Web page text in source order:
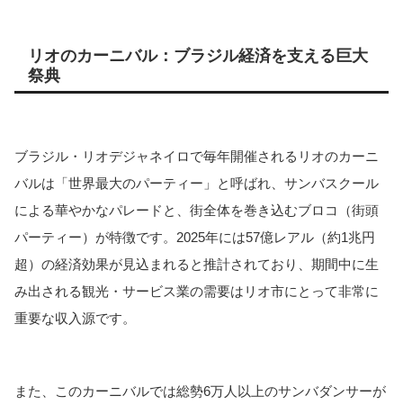
リオのカーニバル：ブラジル経済を支える巨大
祭典
ブラジル・リオデジャネイロで毎年開催されるリオのカーニ
バルは「世界最大のパーティー」と呼ばれ、サンバスクール
による華やかなパレードと、街全体を巻き込むブロコ（街頭
パーティー）が特徴です。2025年には57億レアル（約1兆円
超）の経済効果が見込まれると推計されており、期間中に生
み出される観光・サービス業の需要はリオ市にとって非常に
重要な収入源です。
また、このカーニバルでは総勢6万人以上のサンバダンサーが